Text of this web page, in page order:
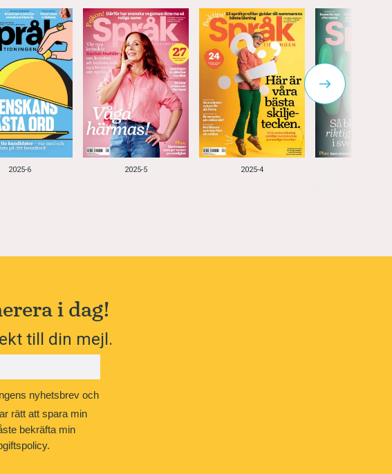
2025-6 2025-5 2025-4
i dag!
till din mejl.
nyhetsbrev och
rätt att spara min
bekräfta min